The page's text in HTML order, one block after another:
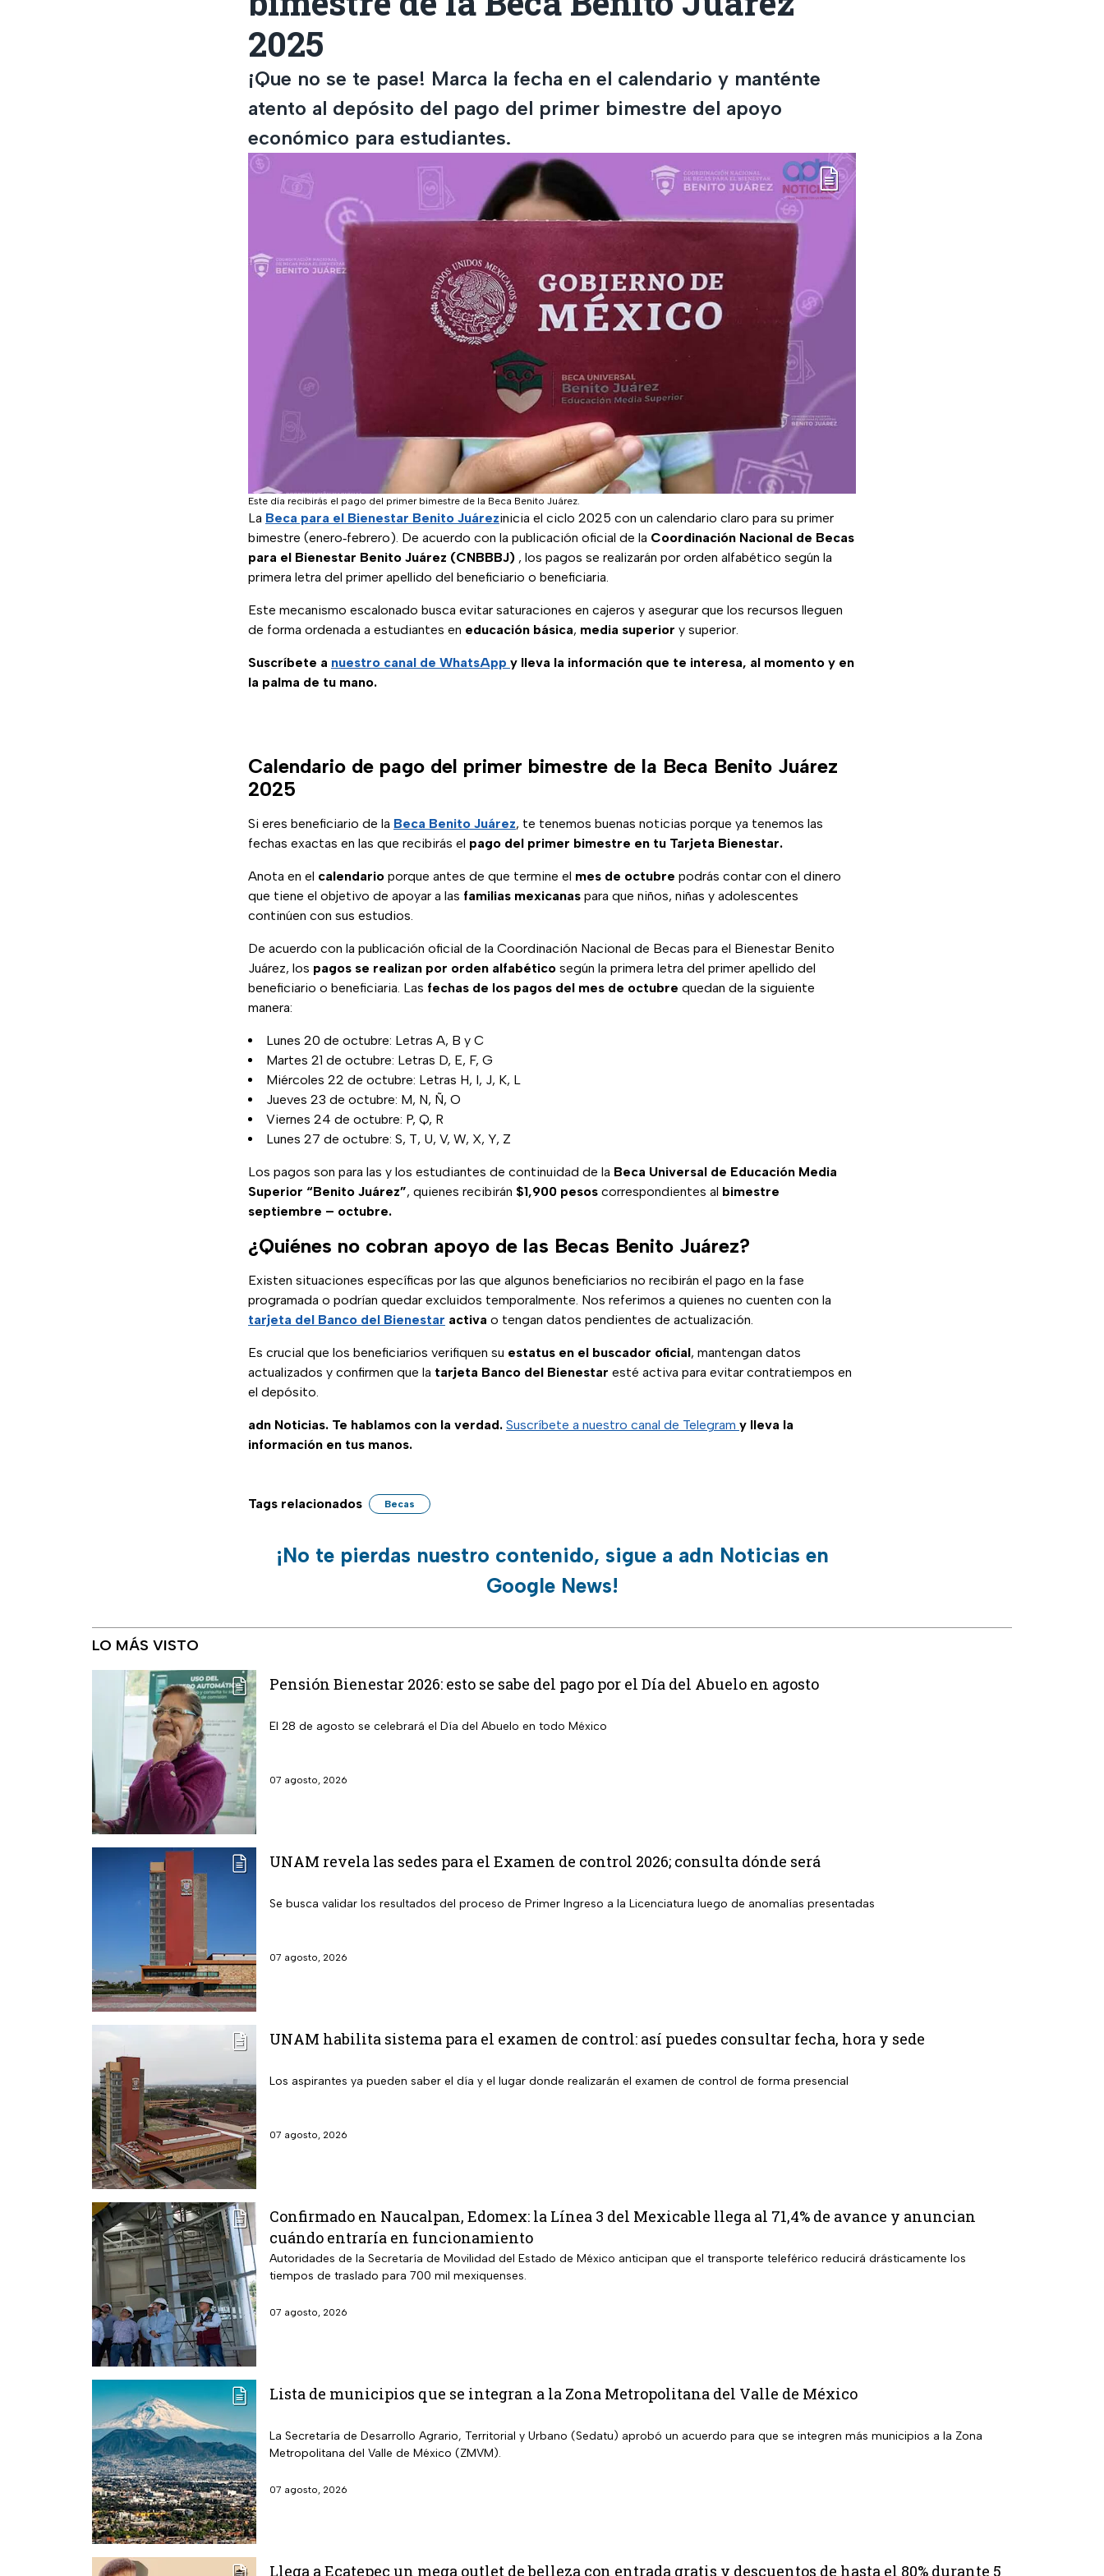
2025
¡Que no se te pase! Marca la fecha en el calendario y manténte
atento al depósito del pago del primer bimestre del apoyo
económico para estudiantes.
Este día recibirás el pago del primer bimestre de la Beca Benito Juárez.
La Beca para el Bienestar Benito Juárezinicia el ciclo 2025 con un calendario claro para su primer
bimestre (enero‑febrero). De acuerdo con la publicación oficial de la Coordinación Nacional de Becas
para el Bienestar Benito Juárez (CNBBBJ) , los pagos se realizarán por orden alfabético según la
primera letra del primer apellido del beneficiario o beneficiaria.
Este mecanismo escalonado busca evitar saturaciones en cajeros y asegurar que los recursos lleguen
de forma ordenada a estudiantes en educación básica, media superior y superior.
Suscríbete a nuestro canal de WhatsApp y lleva la información que te interesa, al momento y en
la palma de tu mano.
Calendario de pago del primer bimestre de la Beca Benito Juárez
2025
Si eres beneficiario de la Beca Benito Juárez, te tenemos buenas noticias porque ya tenemos las
fechas exactas en las que recibirás el pago del primer bimestre en tu Tarjeta Bienestar.
Anota en el calendario porque antes de que termine el mes de octubre podrás contar con el dinero
que tiene el objetivo de apoyar a las familias mexicanas para que niños, niñas y adolescentes
continúen con sus estudios.
De acuerdo con la publicación oficial de la Coordinación Nacional de Becas para el Bienestar Benito
Juárez, los pagos se realizan por orden alfabético según la primera letra del primer apellido del
beneficiario o beneficiaria. Las fechas de los pagos del mes de octubre quedan de la siguiente
manera:
Lunes 20 de octubre: Letras A, B y C
Martes 21 de octubre: Letras D, E, F, G
Miércoles 22 de octubre: Letras H, I, J, K, L
Jueves 23 de octubre: M, N, Ñ, O
Viernes 24 de octubre: P, Q, R
Lunes 27 de octubre: S, T, U, V, W, X, Y, Z
Los pagos son para las y los estudiantes de continuidad de la Beca Universal de Educación Media
Superior “Benito Juárez”, quienes recibirán $1,900 pesos correspondientes al bimestre
septiembre – octubre.
¿Quiénes no cobran apoyo de las Becas Benito Juárez?
Existen situaciones específicas por las que algunos beneficiarios no recibirán el pago en la fase
programada o podrían quedar excluidos temporalmente. Nos referimos a quienes no cuenten con la
tarjeta del Banco del Bienestar activa o tengan datos pendientes de actualización.
Es crucial que los beneficiarios verifiquen su estatus en el buscador oficial, mantengan datos
actualizados y confirmen que la tarjeta Banco del Bienestar esté activa para evitar contratiempos en
el depósito.
adn Noticias. Te hablamos con la verdad. Suscríbete a nuestro canal de Telegram y lleva la
información en tus manos.
Tags relacionados Becas
¡No te pierdas nuestro contenido, sigue a adn Noticias en
Google News!
LO MÁS VISTO
Pensión Bienestar 2026: esto se sabe del pago por el Día del Abuelo en agosto
El 28 de agosto se celebrará el Día del Abuelo en todo México
07 agosto, 2026
UNAM revela las sedes para el Examen de control 2026; consulta dónde será
Se busca validar los resultados del proceso de Primer Ingreso a la Licenciatura luego de anomalías presentadas
07 agosto, 2026
UNAM habilita sistema para el examen de control: así puedes consultar fecha, hora y sede
Los aspirantes ya pueden saber el día y el lugar donde realizarán el examen de control de forma presencial
07 agosto, 2026
Confirmado en Naucalpan, Edomex: la Línea 3 del Mexicable llega al 71,4% de avance y anuncian
cuándo entraría en funcionamiento
Autoridades de la Secretaría de Movilidad del Estado de México anticipan que el transporte teleférico reducirá drásticamente los
tiempos de traslado para 700 mil mexiquenses.
07 agosto, 2026
Lista de municipios que se integran a la Zona Metropolitana del Valle de México
La Secretaría de Desarrollo Agrario, Territorial y Urbano (Sedatu) aprobó un acuerdo para que se integren más municipios a la Zona
Metropolitana del Valle de México (ZMVM).
07 agosto, 2026
Llega a Ecatepec un mega outlet de belleza con entrada gratis y descuentos de hasta el 80% durante 5